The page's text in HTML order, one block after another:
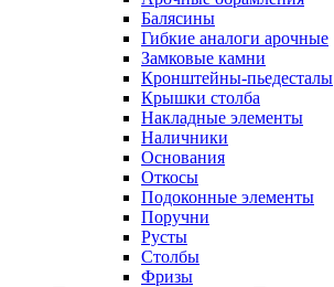
Балясины
Гибкие аналоги арочные
Замковые камни
Кронштейны-пьедесталы
Крышки столба
Накладные элементы
Наличники
Основания
Откосы
Подоконные элементы
Поручни
Русты
Столбы
Фризы